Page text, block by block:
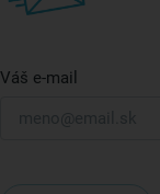
Váš e-mail